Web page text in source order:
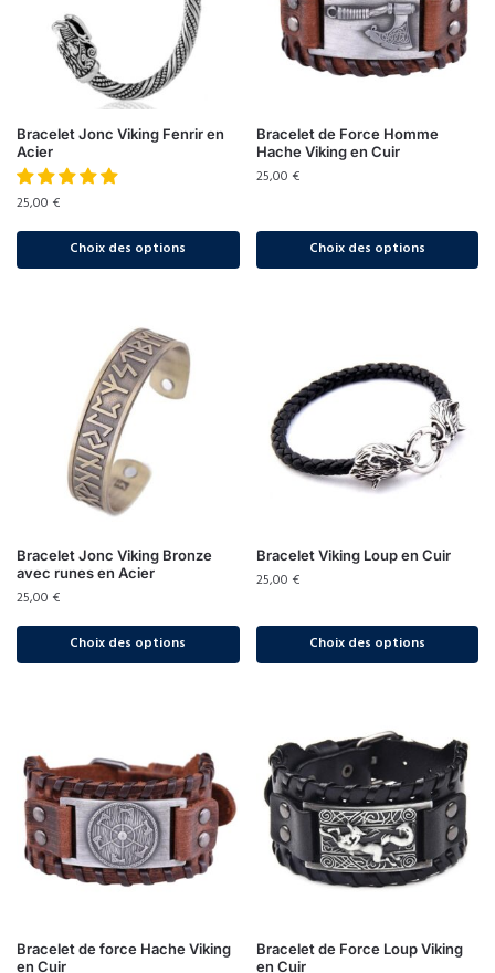
Bracelet Jonc Viking Fenrir en
Acier
25,00 €
Choix des options
Bracelet de Force Homme
Hache Viking en Cuir
25,00 €
Choix des options
Bracelet Jonc Viking Bronze
avec runes en Acier
25,00 €
Choix des options
Bracelet Viking Loup en Cuir
25,00 €
Choix des options
Bracelet de force Hache Viking
en Cuir
Bracelet de Force Loup Viking
en Cuir